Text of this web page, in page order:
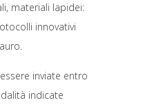
materiali lapidei:
innovativi
inviate entro
indicate